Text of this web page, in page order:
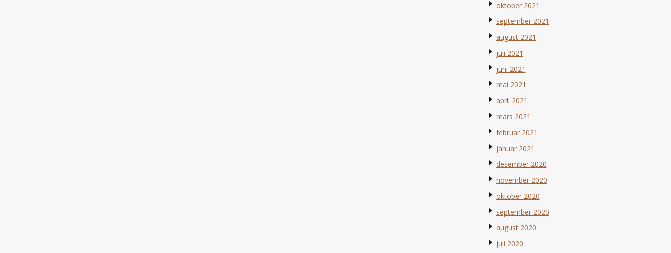
oktober 2021
september 2021
august 2021
juli 2021
juni 2021
mai 2021
april 2021
mars 2021
februar 2021
januar 2021
desember 2020
november 2020
oktober 2020
september 2020
august 2020
juli 2020